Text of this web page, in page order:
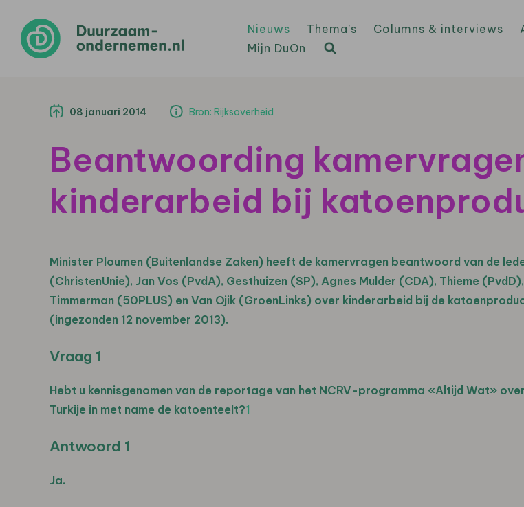
Nieuws Thema’s Columns & interviews
Mijn DuOn
08 januari 2014 Bron: Rijksoverheid
Beantwoording
kinderarbeid bij
Minister Ploumen (Buitenlandse Zaken) heeft de kamervragen beantwoord van de
(ChristenUnie), Jan Vos (PvdA), Gesthuizen (SP), Agnes Mulder (CDA), Thieme
Timmerman (50PLUS) en Van Ojik (GroenLinks) over kinderarbeid bij de
(ingezonden 12 november 2013).
Vraag 1
Hebt u kennisgenomen van de reportage van het NCRV-programma «Altijd Wat»
Turkije in met name de katoenteelt?1
Antwoord 1
Ja.